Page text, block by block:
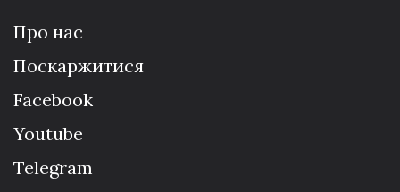
Про нас
Поскаржитися
Facebook
Youtube
Telegram